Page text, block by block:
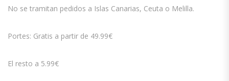
No se tramitan pedidos a Islas Canarias, Ceuta o Melilla.
Portes: Gratis a partir de 49.99€
El resto a 5.99€